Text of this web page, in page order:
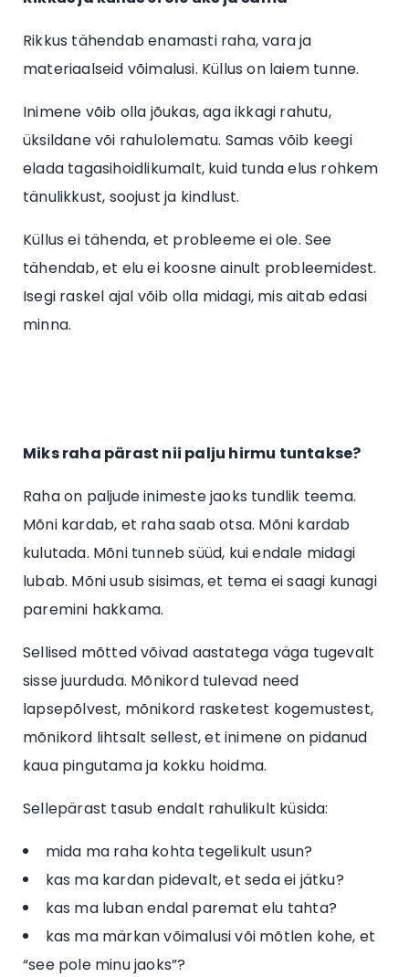
Rikkus tähendab enamasti raha, vara ja
materiaalseid võimalusi. Küllus on laiem tunne.
Inimene võib olla jõukas, aga ikkagi rahutu,
üksildane või rahulolematu. Samas võib keegi
elada tagasihoidlikumalt, kuid tunda elus rohkem
tänulikkust, soojust ja kindlust.
Küllus ei tähenda, et probleeme ei ole. See
tähendab, et elu ei koosne ainult probleemidest.
Isegi raskel ajal võib olla midagi, mis aitab edasi
minna.
Miks raha pärast nii palju hirmu tuntakse?
Raha on paljude inimeste jaoks tundlik teema.
Mõni kardab, et raha saab otsa. Mõni kardab
kulutada. Mõni tunneb süüd, kui endale midagi
lubab. Mõni usub sisimas, et tema ei saagi kunagi
paremini hakkama.
Sellised mõtted võivad aastatega väga tugevalt
sisse juurduda. Mõnikord tulevad need
lapsepõlvest, mõnikord rasketest kogemustest,
mõnikord lihtsalt sellest, et inimene on pidanud
kaua pingutama ja kokku hoidma.
Sellepärast tasub endalt rahulikult küsida:
mida ma raha kohta tegelikult usun?
kas ma kardan pidevalt, et seda ei jätku?
kas ma luban endal paremat elu tahta?
kas ma märkan võimalusi või mõtlen kohe, et
“see pole minu jaoks”?